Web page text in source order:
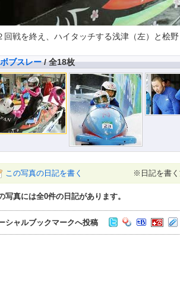
回戦を終え、ハイタッチする浅津（左）と桧
ボブスレー/ 全18枚
この写真の日記を書く ※日記を書
写真には全0件の日記があります。
シャルブックマークへ投稿